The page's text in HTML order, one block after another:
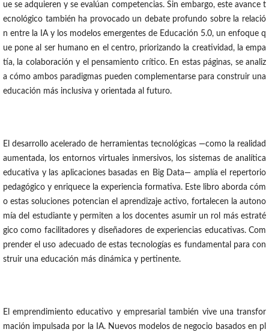
ue se adquieren y se evalúan competencias. Sin embargo, este avance t
ecnológico también ha provocado un debate profundo sobre la relació
n entre la IA y los modelos emergentes de Educación 5.0, un enfoque q
ue pone al ser humano en el centro, priorizando la creatividad, la empa
tía, la colaboración y el pensamiento crítico. En estas páginas, se analiz
a cómo ambos paradigmas pueden complementarse para construir una
educación más inclusiva y orientada al futuro.
El desarrollo acelerado de herramientas tecnológicas —como la realidad
aumentada, los entornos virtuales inmersivos, los sistemas de analítica
educativa y las aplicaciones basadas en Big Data— amplía el repertorio
pedagógico y enriquece la experiencia formativa. Este libro aborda cóm
o estas soluciones potencian el aprendizaje activo, fortalecen la autono
mía del estudiante y permiten a los docentes asumir un rol más estraté
gico como facilitadores y diseñadores de experiencias educativas. Com
prender el uso adecuado de estas tecnologías es fundamental para con
struir una educación más dinámica y pertinente.
El emprendimiento educativo y empresarial también vive una transfor
mación impulsada por la IA. Nuevos modelos de negocio basados en pl